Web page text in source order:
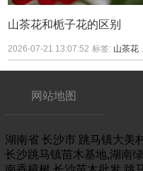
山茶花和栀子花的区别
2026-07-21 13:07:52 标签: 山茶花
网站地图
湖南省 长沙市 跳马镇大美
长沙跳马镇苗木基地,湖南